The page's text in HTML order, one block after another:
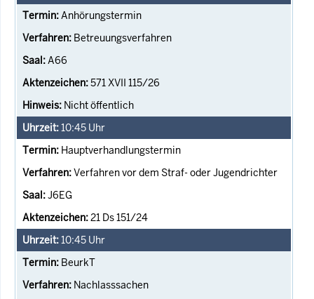
Anhörungstermin
Betreuungsverfahren
A66
571 XVII 115/26
Nicht öffentlich
10:45 Uhr
Hauptverhandlungstermin
Verfahren vor dem Straf- oder Jugendrichter
J6EG
21 Ds 151/24
10:45 Uhr
BeurkT
Nachlasssachen